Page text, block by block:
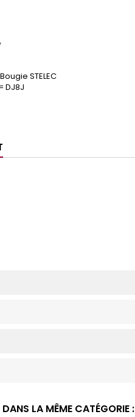
STELEC
DJ8J
LA MÊME CATÉGORIE :